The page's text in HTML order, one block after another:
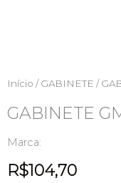
Início /GABINETE /
GABINETE
Marca:
R$104,70